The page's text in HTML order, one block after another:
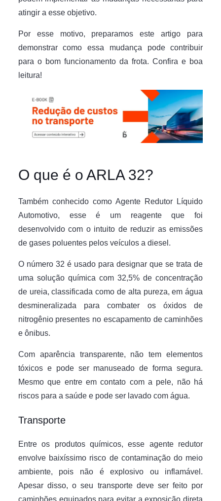
atingir a esse objetivo.
Por esse motivo, preparamos este artigo para
demonstrar como essa mudança pode contribuir
para o bom funcionamento da frota. Confira e boa
leitura!
O que é o ARLA 32?
Também conhecido como Agente Redutor Líquido
Automotivo, esse é um reagente que foi
desenvolvido com o intuito de reduzir as emissões
de gases poluentes pelos veículos a diesel.
O número 32 é usado para designar que se trata de
uma solução química com 32,5% de concentração
de ureia, classificada como de alta pureza, em água
desmineralizada para combater os óxidos de
nitrogênio presentes no escapamento de caminhões
e ônibus.
Com aparência transparente, não tem elementos
tóxicos e pode ser manuseado de forma segura.
Mesmo que entre em contato com a pele, não há
riscos para a saúde e pode ser lavado com água.
Transporte
Entre os produtos químicos, esse agente redutor
envolve baixíssimo risco de contaminação do meio
ambiente, pois não é explosivo ou inflamável.
Apesar disso, o seu transporte deve ser feito por
caminhões equipados para evitar a exposição direta